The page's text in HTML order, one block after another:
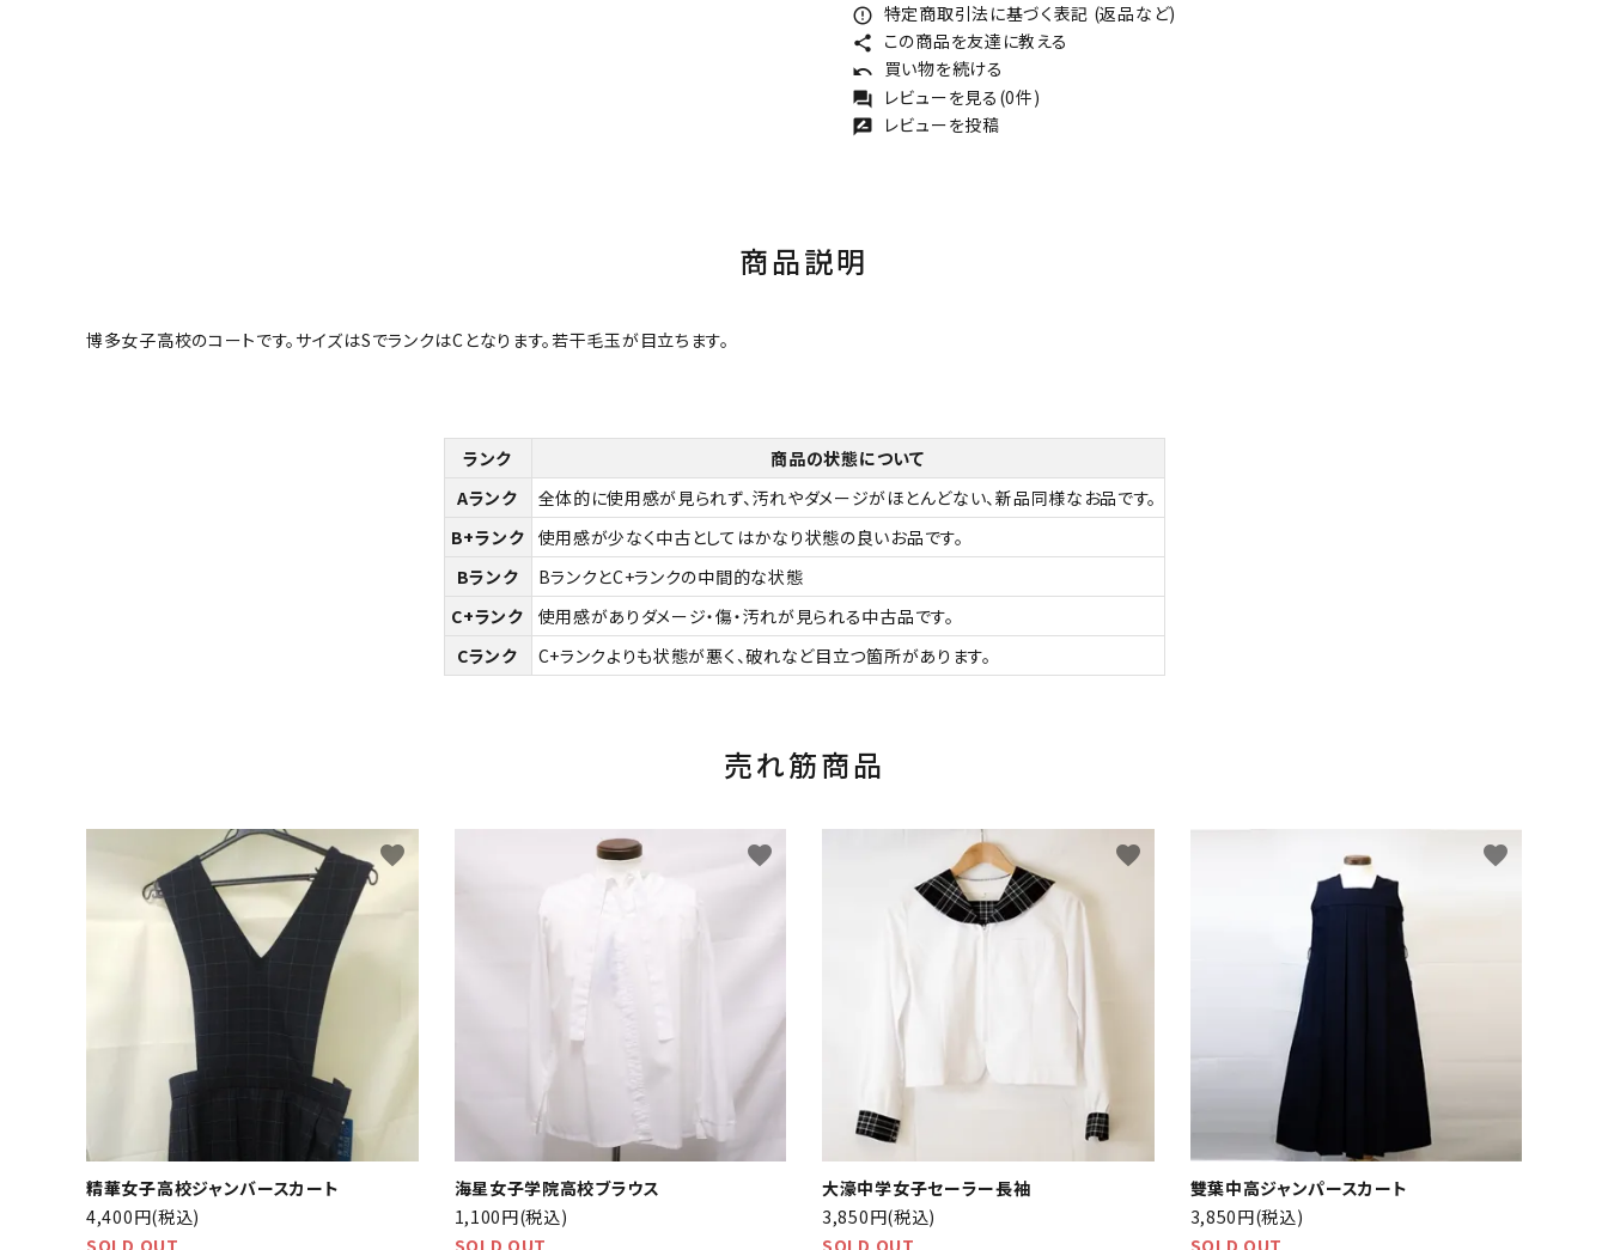
error_outline 特定商取引法に基づく表記 (返品など)
share この商品を友達に教える
undo 買い物を続ける
forum レビューを見る(0件)
rate_review レビューを投稿
商品説明
博多女子高校のコートです。サイズはSでランクはCとなります。若干毛玉が目立ちます。
ランク
商品の状態について
Aランク
全体的に使用感が見られず、汚れやダメージがほとんどない、新品同様なお品です。
B+ランク 使用感が少なく中古としてはかなり状態の良いお品です。
Bランク
BランクとC+ランクの中間的な状態
C+ランク
使用感がありダメージ・傷・汚れが見られる中古品です。
Cランク
C+ランクよりも状態が悪く、破れなど目立つ箇所があります。
売れ筋商品
精華女子高校ジャンバースカート
4,400円(税込)
SOLD OUT
favorite
海星女子学院高校ブラウス
1,100円(税込)
SOLD OUT
favorite
大濠中学女子セーラー長袖
3,850円(税込)
SOLD OUT
favorite
雙葉中高ジャンパースカート
3,850円(税込)
SOLD OUT
favorite